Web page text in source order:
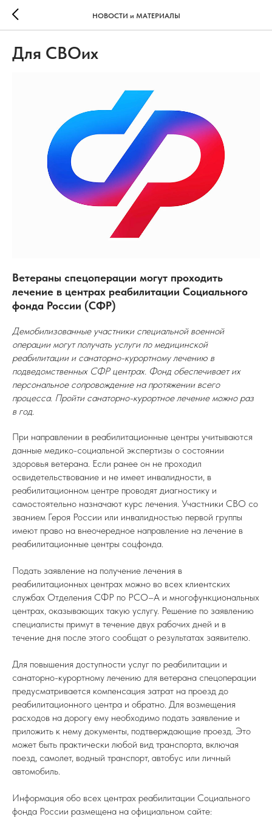
НОВОСТИ и МАТЕРИАЛЫ
Для СВОих
Ветераны спецоперации могут проходить
лечение в центрах реабилитации Социального
фонда России (СФР)
Демобилизованные участники специальной военной
операции могут получать услуги по медицинской
реабилитации и санаторно-курортному лечению в
подведомственных СФР центрах. Фонд обеспечивает их
персональное сопровождение на протяжении всего
процесса. Пройти санаторно-курортное лечение можно раз
в год.
При направлении в реабилитационные центры учитываются
данные медико-социальной экспертизы о состоянии
здоровья ветерана. Если ранее он не проходил
освидетельствование и не имеет инвалидности, в
реабилитационном центре проводят диагностику и
самостоятельно назначают курс лечения. Участники СВО со
званием Героя России или инвалидностью первой группы
имеют право на внеочередное направление на лечение в
реабилитационные центры соцфонда.
Подать заявление на получение лечения в
реабилитационных центрах можно во всех клиентских
службах Отделения СФР по РСО–А и многофункциональных
центрах, оказывающих такую услугу. Решение по заявлению
специалисты примут в течение двух рабочих дней и в
течение дня после этого сообщат о результатах заявителю.
Для повышения доступности услуг по реабилитации и
санаторно-курортному лечению для ветерана спецоперации
предусматривается компенсация затрат на проезд до
реабилитационного центра и обратно. Для возмещения
расходов на дорогу ему необходимо подать заявление и
приложить к нему документы, подтверждающие проезд. Это
может быть практически любой вид транспорта, включая
поезд, самолет, водный транспорт, автобус или личный
автомобиль.
Информация обо всех центрах реабилитации Социального
фонда России размещена на официальном сайте: